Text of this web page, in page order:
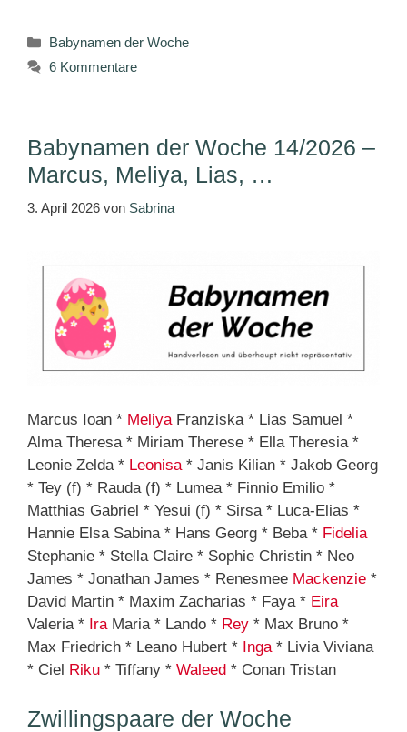
Kategorien
Babynamen der Woche
6 Kommentare
Babynamen der Woche 14/2026 –
Marcus, Meliya, Lias, …
3. April 2026 von Sabrina
Marcus Ioan * MeliyaFranziska * Lias Samuel *
Alma Theresa * Miriam Therese * Ella Theresia *
Leonie Zelda * Leonisa* Janis Kilian * Jakob Georg
* Tey (f) * Rauda (f) * Lumea * Finnio Emilio *
Matthias Gabriel * Yesui (f) * Sirsa * Luca-Elias *
Hannie Elsa Sabina * Hans Georg * Beba * Fidelia
Stephanie * Stella Claire * Sophie Christin * Neo
James * Jonathan James * Renesmee Mackenzie *
David Martin * Maxim Zacharias * Faya * Eira
Valeria * IraMaria * Lando * Rey * Max Bruno *
Max Friedrich * Leano Hubert * Inga* Livia Viviana
* Ciel Riku * Tiffany * Waleed * Conan Tristan
Zwillingspaare der Woche